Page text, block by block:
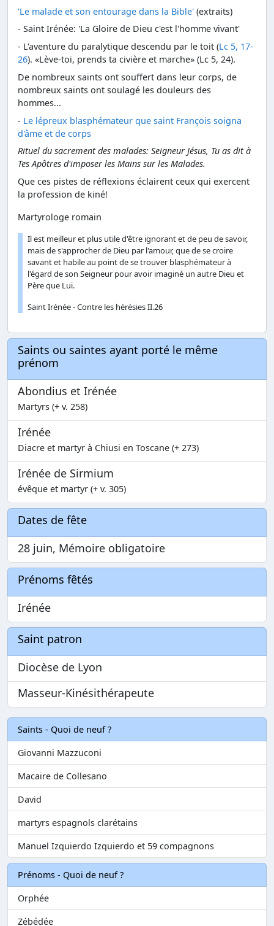
'Le malade et son entourage dans la Bible' (extraits)
- Saint Irénée: 'La Gloire de Dieu c'est l'homme vivant'
- L'aventure du paralytique descendu par le toit (Lc 5, 17-
26). «Lève-toi, prends ta civière et marche» (Lc 5, 24).
De nombreux saints ont souffert dans leur corps, de
nombreux saints ont soulagé les douleurs des
hommes...
- Le lépreux blasphémateur que saint François soigna
d'âme et de corps
Rituel du sacrement des malades: Seigneur Jésus, Tu as dit à
Tes Apôtres d'imposer les Mains sur les Malades.
Que ces pistes de réflexions éclairent ceux qui exercent
la profession de kiné!
Martyrologe romain
Il est meilleur et plus utile d'être ignorant et de peu de savoir,
mais de s'approcher de Dieu par l'amour, que de se croire
savant et habile au point de se trouver blasphémateur à
l'égard de son Seigneur pour avoir imaginé un autre Dieu et
Père que Lui.
Saint Irénée - Contre les hérésies II.26
Saints ou saintes ayant porté le même
prénom
Abondius et Irénée
Martyrs (+ v. 258)
Irénée
Diacre et martyr à Chiusi en Toscane (+ 273)
Irénée de Sirmium
évêque et martyr (+ v. 305)
Dates de fête
28 juin, Mémoire obligatoire
Prénoms fêtés
Irénée
Saint patron
Diocèse de Lyon
Masseur-Kinésithérapeute
Saints - Quoi de neuf ?
Giovanni Mazzuconi
Macaire de Collesano
David
martyrs espagnols clarétains
Manuel Izquierdo Izquierdo et 59 compagnons
Prénoms - Quoi de neuf ?
Orphée
Zébédée